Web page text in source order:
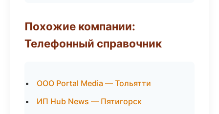
Похожие компании:
Телефонный справочник
ООО Portal Media — Тольятти
ИП Hub News — Пятигорск